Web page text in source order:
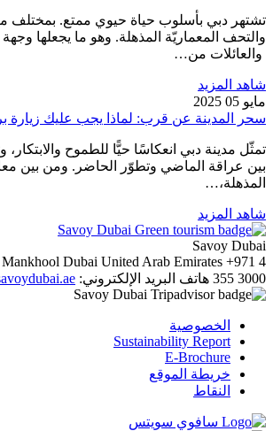
تشتهر دبي بأسلوب حياة حيوي ممتع. بمختلف
والتحف المعماريّة المذهلة. وهو ما يجعلها وجهة
والعائلات من…
شاهد المزيد
مايو 05 2025
سحر المدينة عن قرب: لماذا يجب عليك زيارة
تمثّل مدينة دبي انعكاسًا حيًّا للطموح والابتكار،
بين عراقة الماضي وتطوّر الحاضر. ومن بين
المذهلة،…
شاهد المزيد
Savoy Dubai
Dubai United Arab Emirates +971 4
355 3000 هاتف البريد الإلكتروني:
الخصوصية
Sustainability Report
E-Brochure
خريطة الموقع
النقاط